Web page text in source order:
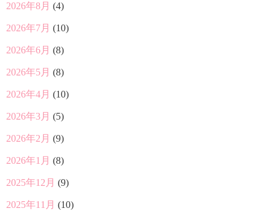
2026年8月 (4)
2026年7月 (10)
2026年6月 (8)
2026年5月 (8)
2026年4月 (10)
2026年3月 (5)
2026年2月 (9)
2026年1月 (8)
2025年12月 (9)
2025年11月 (10)